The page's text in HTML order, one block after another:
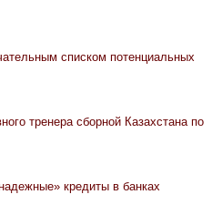
списком потенциальных
тренера сборной Казахстана по
кредиты в банках